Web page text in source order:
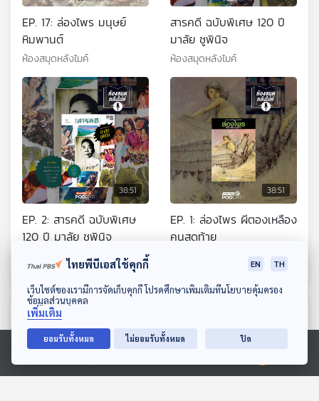
ดาวน์โหลด Thai PBS Podcast Application
Ⓒ 2020 องค์การกระจายเสียงและแพร่ภาพสาธารณะแห่งประเทศไทย
EP. 17: ล่องไพร มนุษย์
หิมพานต์
ห้องสมุดหลังไมค์
สารคดี ฉบับพิเศษ 120 ปี
มาลัย ชูพินิจ
ห้องสมุดหลังไมค์
38:51
EP. 2: สารคดี ฉบับพิเศษ
120 ปี มาลัย ชูพินิจ
ห้องสมุดหลังไมค์
38:51
EP. 1: ล่องไพร ผีตองเหลือง
คนสุดท้าย
ตอนที่เกี่ยวข้อง
ไทยพีบีเอสใช้คุกกี้ EN TH
เว็บไซต์ของเรามีการจัดเก็บคุกกี้ โปรดศึกษาเพิ่มเติมที่นโยบายคุ้มครอง
ข้อมูลส่วนบุคคล
เพิ่มเติม
ยอมรับทั้งหมด ไม่ยอมรับทั้งหมด ปิด